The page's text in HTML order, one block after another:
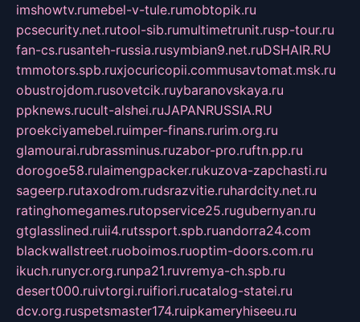
imshowtv.rumebel-v-tule.rumobtopik.ru
pcsecurity.net.rutool-sib.rumultimetrunit.rusp-tour.ru
fan-cs.rusanteh-russia.rusymbian9.net.ruDSHAIR.RU
tmmotors.spb.ruxjocuricopii.commusavtomat.msk.ru
obustrojdom.rusovetcik.ruybaranovskaya.ru
ppknews.rucult-alshei.ruJAPANRUSSIA.RU
proekciyamebel.ruimper-finans.rurim.org.ru
glamourai.rubrassminus.ruzabor-pro.ruftn.pp.ru
dorogoe58.rulaimengpacker.rukuzova-zapchasti.ru
sageerp.rutaxodrom.rudsrazvitie.ruhardcity.net.ru
ratinghomegames.rutopservice25.rugubernyan.ru
gtglasslined.ruii4.rutssport.spb.ruandorra24.com
blackwallstreet.ruoboimos.ruoptim-doors.com.ru
ikuch.runycr.org.runpa21.ruvremya-ch.spb.ru
desert000.ruivtorgi.ruifiori.rucatalog-statei.ru
dcv.org.ruspetsmaster174.ruipkameryhiseeu.ru